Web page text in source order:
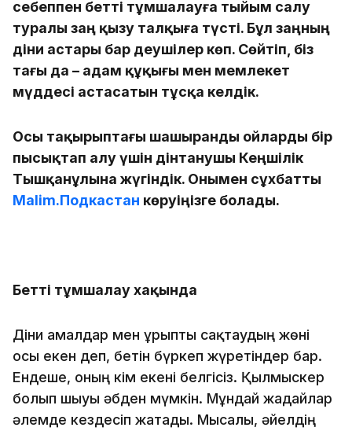
себеппен бетті тұмшалауға тыйым салу
туралы заң қызу талқыға түсті. Бұл заңның
діни астары бар деушілер көп. Сөйтіп, біз
тағы да – адам құқығы мен мемлекет
мүддесі астасатын тұсқа келдік.
Осы тақырыптағы шашыранды ойларды бір
пысықтап алу үшін дінтанушы Кеңшілік
Тышқанұлына жүгіндік. Онымен сұхбатты
Malim.Подкастан көруіңізге болады.
Бетті тұмшалау хақында
Діни амалдар мен ғұрыпты сақтаудың жөні
осы екен деп, бетін бүркеп жүретіндер бар.
Ендеше, оның кім екені белгісіз. Қылмыскер
болып шығуы әбден мүмкін. Мұндай жағдайлар
әлемде кездесіп жатады. Мысалы, әйелдің